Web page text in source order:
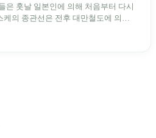
은 훗날 일본인에 의해 처음부터 다시
케의 종관선은 전후 대만철도에 의해
마다 앞선 세대의 기록을 주석으로 밀
에 이르러서야 원주민 지명이 다시 철